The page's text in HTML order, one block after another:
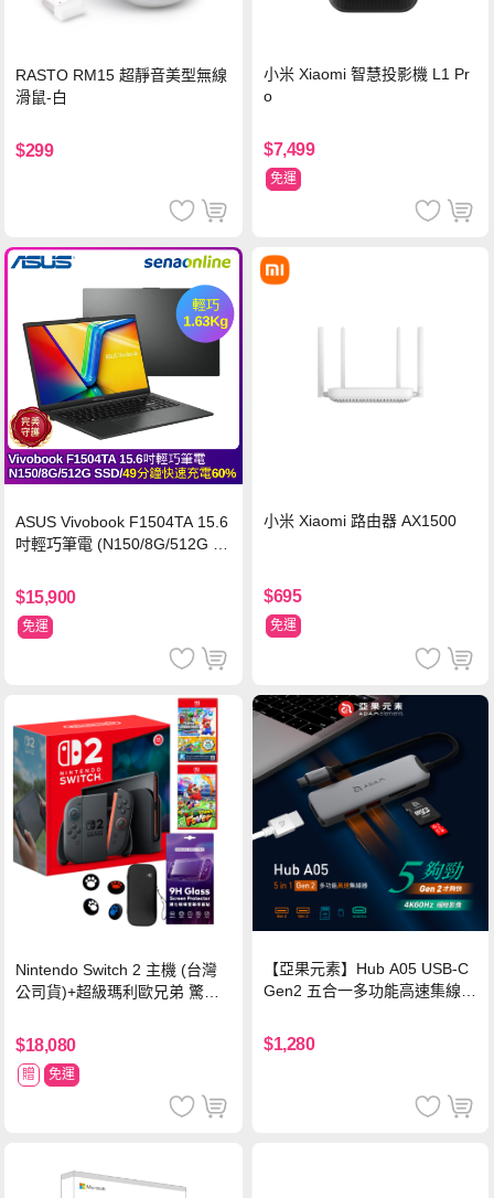
RASTO RM15 超靜音美型無線
滑鼠-白
$299
小米 Xiaomi 智慧投影機 L1 Pr
o
$7,499
免運
ASUS Vivobook F1504TA 15.6
吋輕巧筆電 (N150/8G/512G S
$15,900
免運
小米 Xiaomi 路由器 AX1500
$695
免運
Nintendo Switch 2 主機 (台灣
公司貨)+超級瑪利歐兄弟 驚奇
球 狂熱 中文版
$18,080
贈 免運
【亞果元素】Hub A05 USB-C
Gen2 五合一多功能高速集線
$1,280